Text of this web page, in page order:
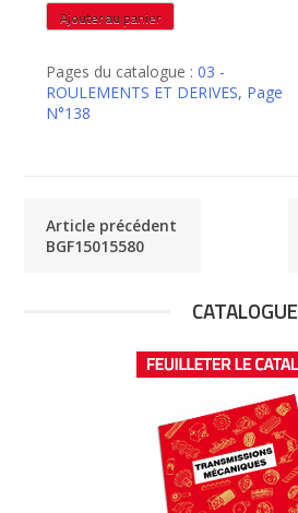
quantité
de
Ajouter au panier
Pages du catalogue :03 -
ROULEMENTS ET DERIVES, Page
N°138
Article précédent
BGF15015580
CATALOGUE